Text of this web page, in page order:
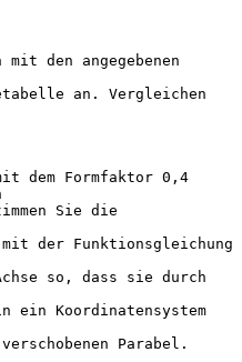
den angegebenen
an. Vergleichen
dem Formfaktor 0,4
Sie die
der Funktionsgleichung
so, dass sie durch
ein Koordinatensystem
Parabel.